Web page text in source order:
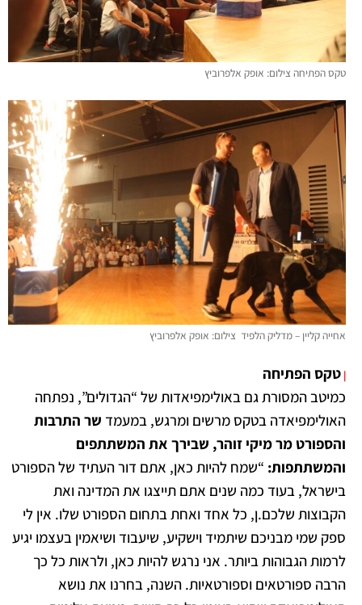
טקס הפתיחה צילום: אופק אלפרוביץ
אחייה קליין – מדליק הלפיד צילום: אופק אלפרוביץ
| טקס הפתיחה
כמיטב המסורת גם באולימפיאדות של “הגדולים”, נפתחה
האולימפיאדה בטקס מרשים ומרגש, במעמד שר התרבות
והספורט מר מיקי זוהר, שבירך את המשתתפים
והמשתתפות: “שמח להיות כאן, אתם דור העתיד של הספורט
בישראל, בעוד כמה שנים אתם תייצגו את המדינה ואת
הקבוצות שלכם.ן, כל אחד ואחת בתחום הספורט שלו. אין לי
ספק שמי מבניכם שיתמיד וישקיע, שיעבוד ושיאמין בעצמו יגיע
לרמות הגבוהות ביותר. אני נרגש להיות כאן, ולראות כל כך
הרבה ספורטאים וספורטאיות. השנה, בחרנו את נושא